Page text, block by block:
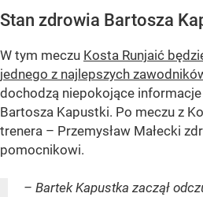
Stan zdrowia Bartosza
W tym meczu Kosta Runjaić
jednego z najlepszych
dochodzą niepokojące
Bartosza Kapustki. Po meczu z
trenera – Przemysław Małecki
pomocnikowi.
– Bartek Kapustka zaczął